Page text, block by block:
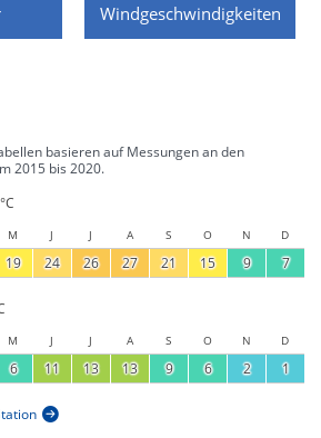
Windgeschwindigkeiten
basieren auf Messungen an den
2015 bis 2020.
M J J A S O N D
19 24 26 27 21 15 9 7
M J J A S O N D
6 11 13 13 9 6 2 1